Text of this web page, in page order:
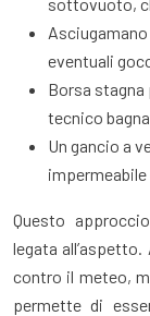
eventuali
Borsa stagna
tecnico
Un gancio a
Questo
legata
contro il meteo,
permette di